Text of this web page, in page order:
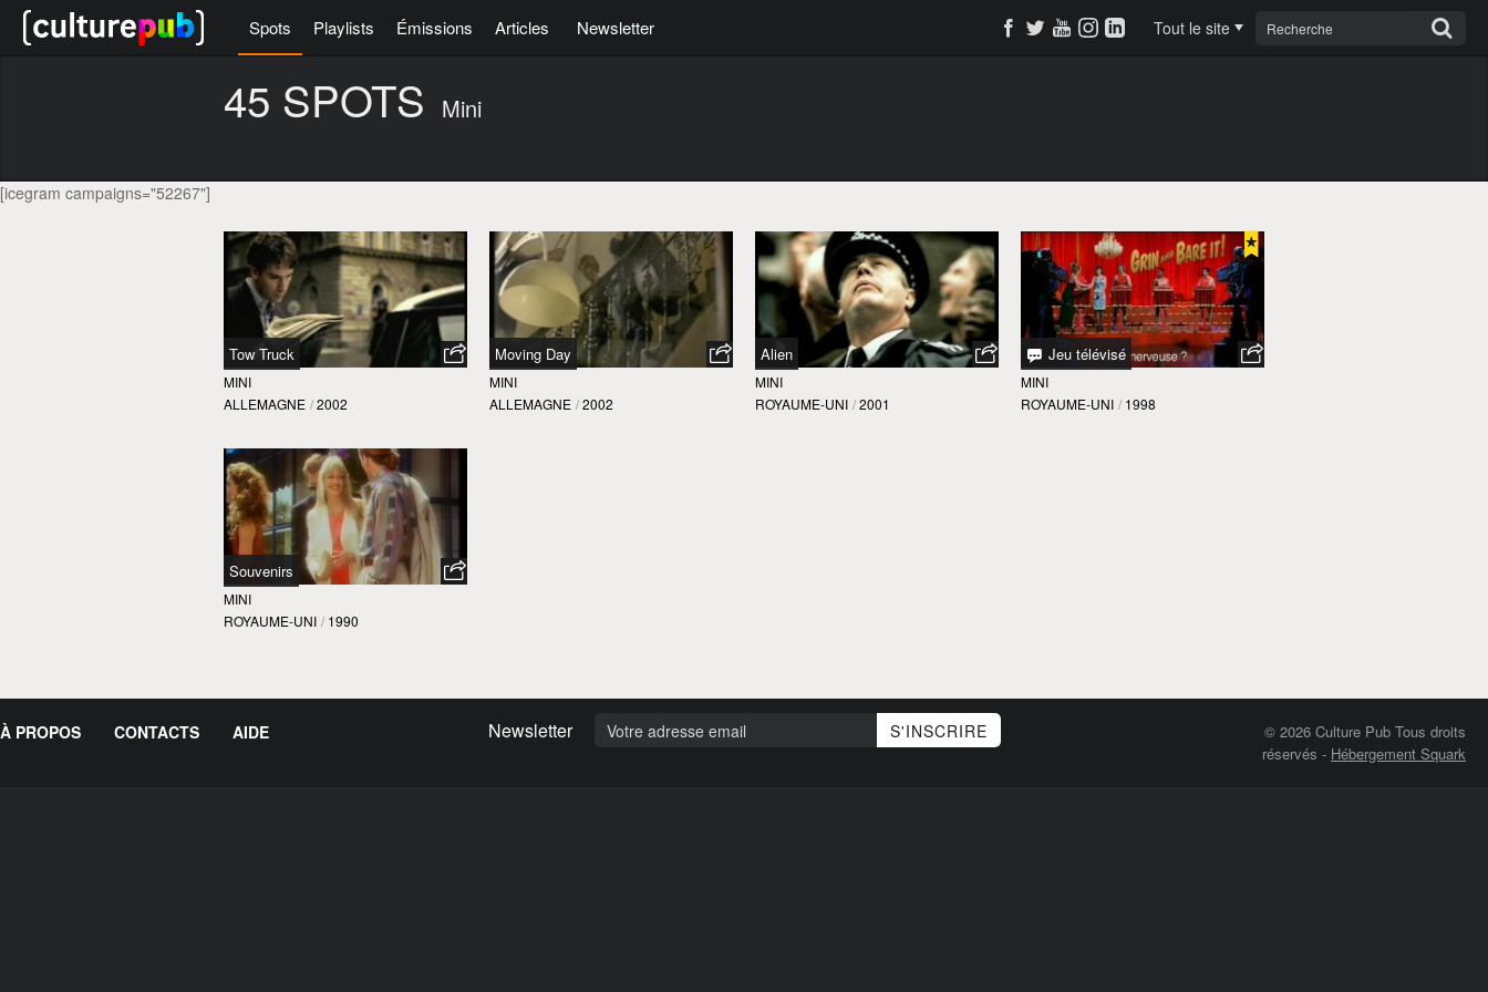
Spots Playlists Émissions Articles Newsletter Tout le site
45 SPOTS Mini
[icegram campaigns="52267"]
Tow Truck
MINI
ALLEMAGNE / 2002
Moving Day
MINI
ALLEMAGNE / 2002
Alien
MINI
ROYAUME-UNI / 2001
Jeu télévisé
MINI
ROYAUME-UNI / 1998
Souvenirs
MINI
ROYAUME-UNI / 1990
À PROPOS CONTACTS AIDE Newsletter
© 2026 Culture Pub Tous droits
réservés - Hébergement Squark